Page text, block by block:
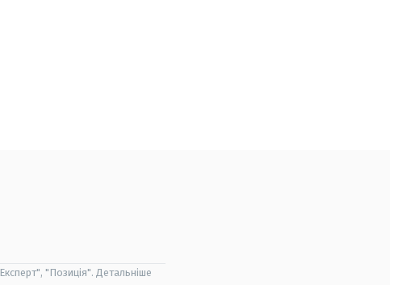
"Позиція". Детальніше